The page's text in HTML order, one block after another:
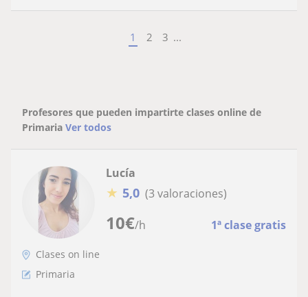
1 2 3 ...
Profesores que pueden impartirte clases online de
Primaria Ver todos
10€/h 1ª clase gratis
Lucía
★ 5,0 (3 valoraciones)
Clases on line
Primaria